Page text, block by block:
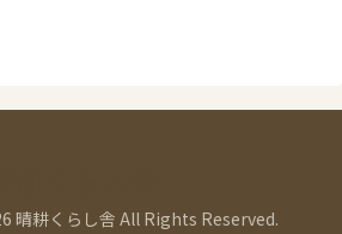
晴耕くらし舎 All Rights Reserved.